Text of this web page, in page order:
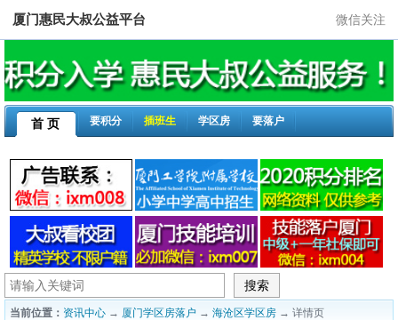
厦门惠民大叔公益平台 微信关注
首 页 要积分 插班生 学区房 要落户
当前位置： 资讯中心 → 厦门学区房落户 → 海沧区学区房 → 详情页